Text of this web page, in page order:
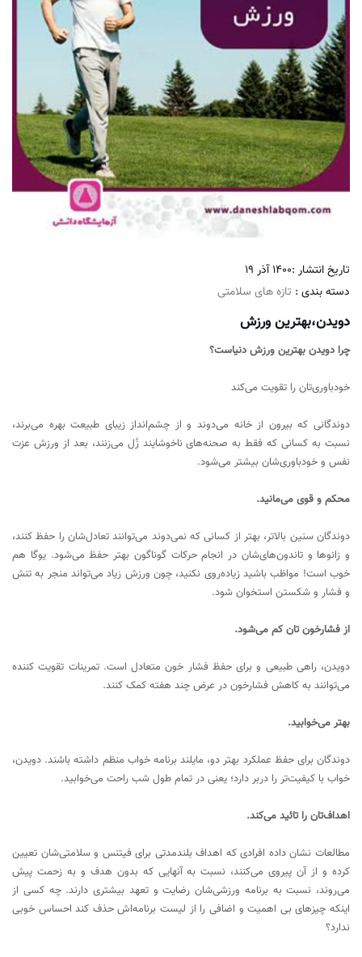
تاریخ انتشار :1400 آذر 19
دسته بندی : تازه های سلامتی
دویدن،بهترین ورزش
چرا دویدن بهترین ورزش دنیاست؟
خودباوری‌تان را تقویت می‌کند
دوندگانی که بیرون از خانه می‌دوند و از چشم‌انداز زیبای طبیعت بهره می‌برند،
نسبت به کسانی که فقط به صحنه‌های ناخوشایند زُل می‌زنند، بعد از ورزش عزت
نفس و خودباوری‌شان بیشتر می‌شود.
محکم و قوی می‌مانید.
دوندگان سنین بالاتر، بهتر از کسانی که نمی‌دوند می‌توانند تعادل‌شان را حفظ کنند،
و زانوها و تاندون‌های‌شان در انجام حرکات گوناگون بهتر حفظ می‌شود. یوگا هم
خوب است! مواظب باشید زیاده‌روی نکنید، چون ورزش زیاد می‌تواند منجر به تنش
و فشار و شکستن استخوان شود.
از فشارخون تان کم می‌شود.
دویدن، راهی طبیعی و برای حفظ فشار خون متعادل است. تمرینات تقویت کننده
می‌توانند به کاهش فشارخون در عرض چند هفته کمک کنند.
بهتر می‌خوابید.
دوندگان برای حفظ عملکرد بهتر دو، مایلند برنامه خواب منظم داشته باشند. دویدن،
خواب با کیفیت‌تر را دربر دارد؛ یعنی در تمام طول شب راحت می‌خوابید.
اهداف‌تان را تائید می‌کند.
مطالعات نشان داده افرادی که اهداف بلندمدتی برای فیتنس و سلامتی‌شان تعیین
کرده و از آن پیروی می‌کنند، نسبت به آنهایی که بدون هدف و به زحمت پیش
می‌روند، نسبت به برنامه ورزشی‌شان رضایت و تعهد بیشتری دارند. چه کسی از
اینکه چیزهای بی اهمیت و اضافی را از لیست برنامه‌اش حذف کند احساس خوبی
ندارد؟